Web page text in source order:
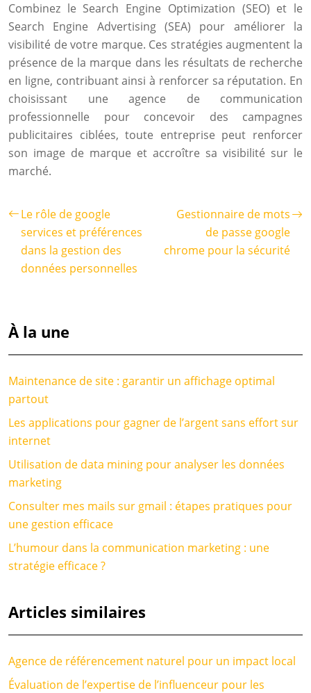
Combinez le Search Engine Optimization (SEO) et le
Search Engine Advertising (SEA) pour améliorer la
visibilité de votre marque. Ces stratégies augmentent la
présence de la marque dans les résultats de recherche
en ligne, contribuant ainsi à renforcer sa réputation. En
choisissant une agence de communication
professionnelle pour concevoir des campagnes
publicitaires ciblées, toute entreprise peut renforcer
son image de marque et accroître sa visibilité sur le
marché.
Le rôle de google
services et préférences
dans la gestion des
données personnelles
Gestionnaire de mots
de passe google
chrome pour la sécurité
À la une
Maintenance de site : garantir un affichage optimal
partout
Les applications pour gagner de l’argent sans effort sur
internet
Utilisation de data mining pour analyser les données
marketing
Consulter mes mails sur gmail : étapes pratiques pour
une gestion efficace
L’humour dans la communication marketing : une
stratégie efficace ?
Articles similaires
Agence de référencement naturel pour un impact local
Évaluation de l’expertise de l’influenceur pour les